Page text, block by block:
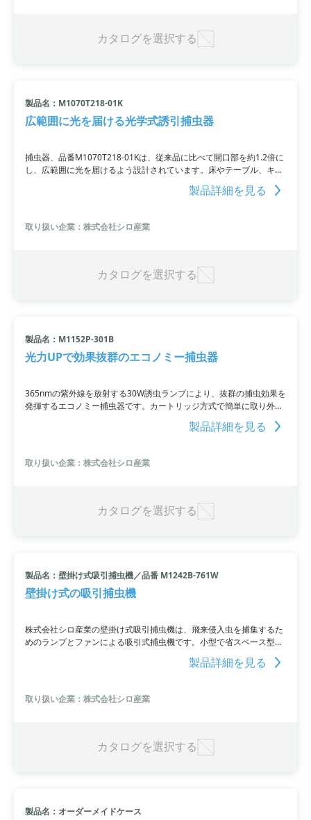
カタログを選択する
製品名：M1070T218-01K
広範囲に光を届ける光学式誘引捕虫器
捕虫器、品番M1070T218-01Kは、従来品に比べて開口部を約1.2倍に
し、広範囲に光を届けるよう設計されています。床やテーブル、キャ
ビネットでの調査も可能で、タテ付けも可能で、電源コードも本体に
収納でき、仕上がりもキレイです。トレーの内側もフラットで、清掃
製品詳細を見る
取り扱い企業：株式会社シロ産業
カタログを選択する
製品名：M1152P-301B
光力UPで効果抜群のエコノミー捕虫器
365nmの紫外線を放射する30W誘虫ランプにより、抜群の捕虫効果を
発揮するエコノミー捕虫器です。カートリッジ方式で簡単に取り外し
可能で、交換業務の効率化を実現。1.5kgの軽量な設計は、モニタリ
製品詳細を見る
取り扱い企業：株式会社シロ産業
カタログを選択する
製品名：壁掛け式吸引捕虫機／品番 M1242B-761W
壁掛け式の吸引捕虫機
株式会社シロ産業の壁掛け式吸引捕虫機は、飛来侵入虫を捕集するた
めのランプとファンによる吸引式捕虫機です。小型で省スペース型で
製品詳細を見る
取り扱い企業：株式会社シロ産業
カタログを選択する
製品名：オーダーメイドケース